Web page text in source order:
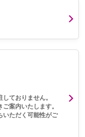
ておりません。
案内いたします。
いただく可能性がご